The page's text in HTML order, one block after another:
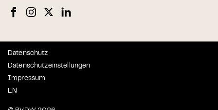
Datenschutz
Datenschutzeinstellungen
Impressum
EN